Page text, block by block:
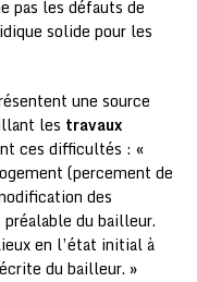
pas les défauts de
solide pour les
une source
les travaux
ces difficultés : «
(percement de
des
du bailleur.
en l’état initial à
du bailleur. »